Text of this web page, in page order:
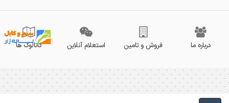
درباره ما فروش و تامین استعلام آنلاین کاتالوگ ها